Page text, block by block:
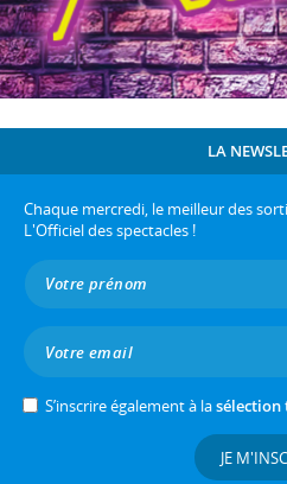
LA
Chaque mercredi, le meilleur des
L'Officiel des spectacles !
S’inscrire également à lasélection
JE